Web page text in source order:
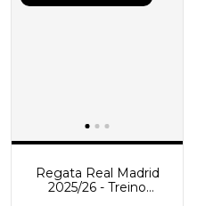
Regata Real Madrid
2025/26 - Treino